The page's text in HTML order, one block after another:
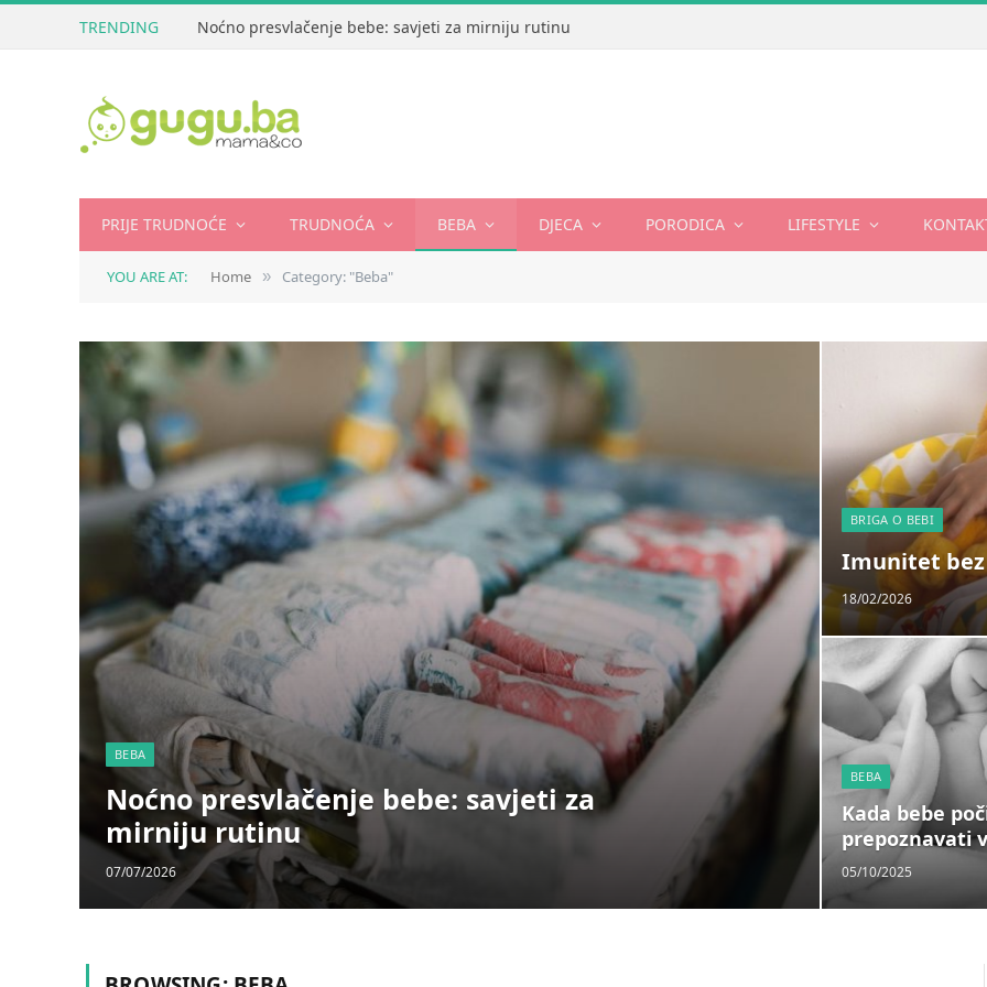
TRENDING Noćno presvlačenje bebe: savjeti za mirniju rutinu
PRIJE TRUDNOĆE TRUDNOĆA BEBA DJECA PORODICA LIFESTYLE
YOU ARE AT: Home » Category: "Beba"
BEBA
Noćno presvlačenje bebe: savjeti za
mirniju rutinu
07/07/2026
BRIGA O BEBI
Imunitet bez
18/02/2026
BEBA
Kada bebe
prepoznavati
05/10/2025